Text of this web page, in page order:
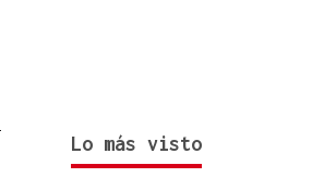
Lo más visto